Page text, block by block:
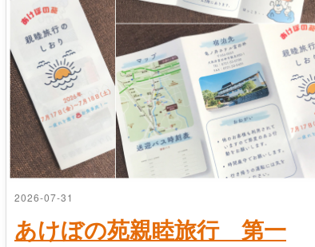
2026-07-31
あけぼの苑親睦旅行 第一